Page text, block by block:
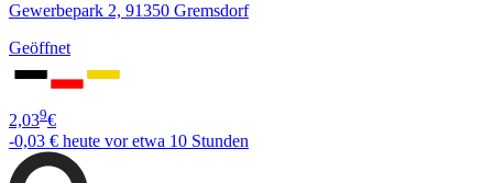
Gewerbepark 2, 91350 Gremsdorf
Geöffnet
2,039€
-0,03 € heute vor etwa 10 Stunden